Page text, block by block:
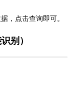
，点击查询即可。
别）